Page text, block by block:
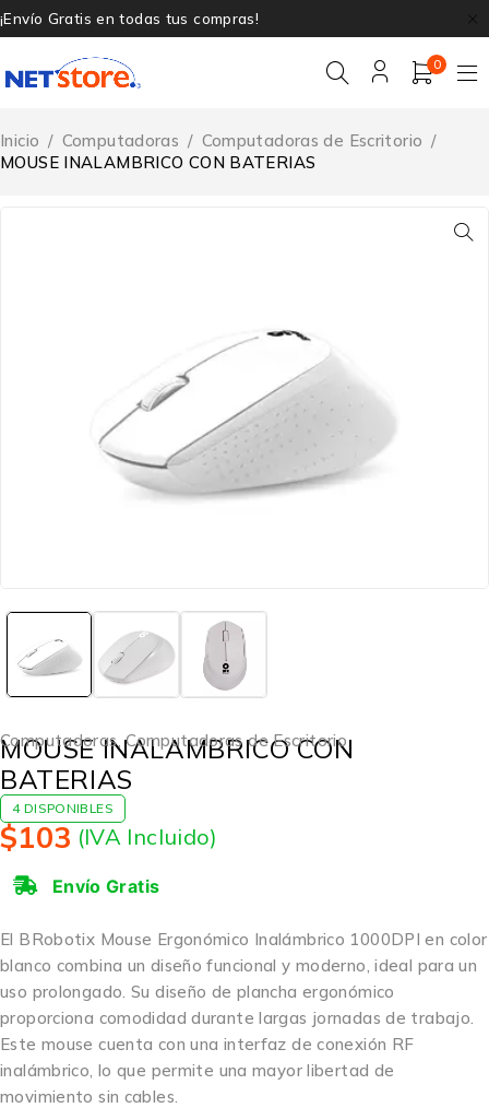
¡Envío Gratis en todas tus compras!
0
Inicio / Computadoras / Computadoras de Escritorio /
MOUSE INALAMBRICO CON BATERIAS
Computadoras,Computadoras de Escritorio
MOUSE INALAMBRICO CON
BATERIAS
4 DISPONIBLES
$103 (IVA Incluido)
Envío Gratis
El BRobotix Mouse Ergonómico Inalámbrico 1000DPI en color
blanco combina un diseño funcional y moderno, ideal para un
uso prolongado. Su diseño de plancha ergonómico
proporciona comodidad durante largas jornadas de trabajo.
Este mouse cuenta con una interfaz de conexión RF
inalámbrico, lo que permite una mayor libertad de
movimiento sin cables.